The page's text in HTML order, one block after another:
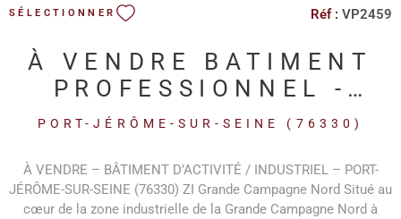
SÉLECTIONNER Réf : VP2459
À VENDRE BATIMENT
PROFESSIONNEL -
ZONE INDUSTRIELL
PORT-JÉRÔME-SUR-SEINE (76330)
À VENDRE – BÂTIMENT D’ACTIVITÉ / INDUSTRIEL – PORT-
JÉRÔME-SUR-SEINE (76330) ZI Grande Campagne Nord Situé au
cœur de la zone industrielle de la Grande Campagne Nord à